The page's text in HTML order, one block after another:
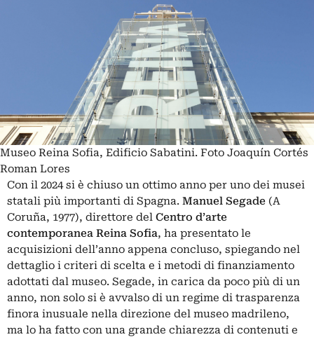
Museo Reina Sofia, Edificio Sabatini. Foto Joaquín Cortés
Roman Lores
Con il 2024 si è chiuso un ottimo anno per uno dei musei
statali più importanti di Spagna. Manuel Segade (A
Coruña, 1977), direttore del Centro d’arte
contemporanea Reina Sofia, ha presentato le
acquisizioni dell’anno appena concluso, spiegando nel
dettaglio i criteri di scelta e i metodi di finanziamento
adottati dal museo. Segade, in carica da poco più di un
anno, non solo si è avvalso di un regime di trasparenza
finora inusuale nella direzione del museo madrileno,
ma lo ha fatto con una grande chiarezza di contenuti e